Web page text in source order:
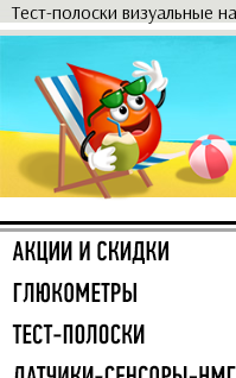
Тест-полоски визуальные